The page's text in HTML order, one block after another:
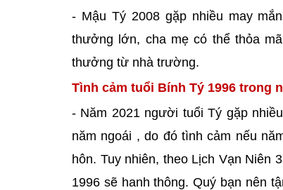
- Mậu Tý 2008 gặp nhiều may
thưởng lớn, cha mẹ có thể thỏa
thưởng từ nhà trường.
Tình cảm tuổi Bính Tý 1996 trong
- Năm 2021 người tuổi Tý gặp
năm ngoái , do đó tình cảm nếu
hôn. Tuy nhiên, theo Lịch Vạn Niên
1996 sẽ hanh thông. Quý bạn nên